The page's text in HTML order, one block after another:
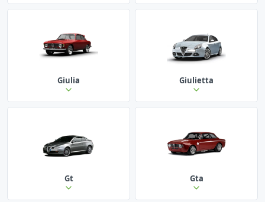
Giulia Giulietta
Gt Gta